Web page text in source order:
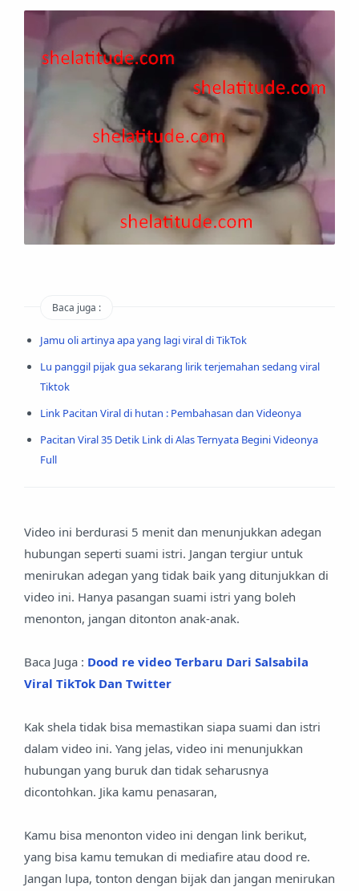
Baca juga :
Jamu oli artinya apa yang lagi viral di TikTok
Lu panggil pijak gua sekarang lirik terjemahan sedang viral
Tiktok
Link Pacitan Viral di hutan : Pembahasan dan Videonya
Pacitan Viral 35 Detik Link di Alas Ternyata Begini Videonya
Full
Video ini berdurasi 5 menit dan menunjukkan adegan
hubungan seperti suami istri. Jangan tergiur untuk
menirukan adegan yang tidak baik yang ditunjukkan di
video ini. Hanya pasangan suami istri yang boleh
menonton, jangan ditonton anak-anak.
Baca Juga : Dood re video Terbaru Dari Salsabila
Viral TikTok Dan Twitter
Kak shela tidak bisa memastikan siapa suami dan istri
dalam video ini. Yang jelas, video ini menunjukkan
hubungan yang buruk dan tidak seharusnya
dicontohkan. Jika kamu penasaran,
Kamu bisa menonton video ini dengan link berikut,
yang bisa kamu temukan di mediafire atau dood re.
Jangan lupa, tonton dengan bijak dan jangan menirukan